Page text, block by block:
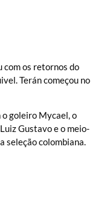
com os retornos do
Terán começou no
goleiro Mycael, o
Gustavo e o meio-
seleção colombiana.